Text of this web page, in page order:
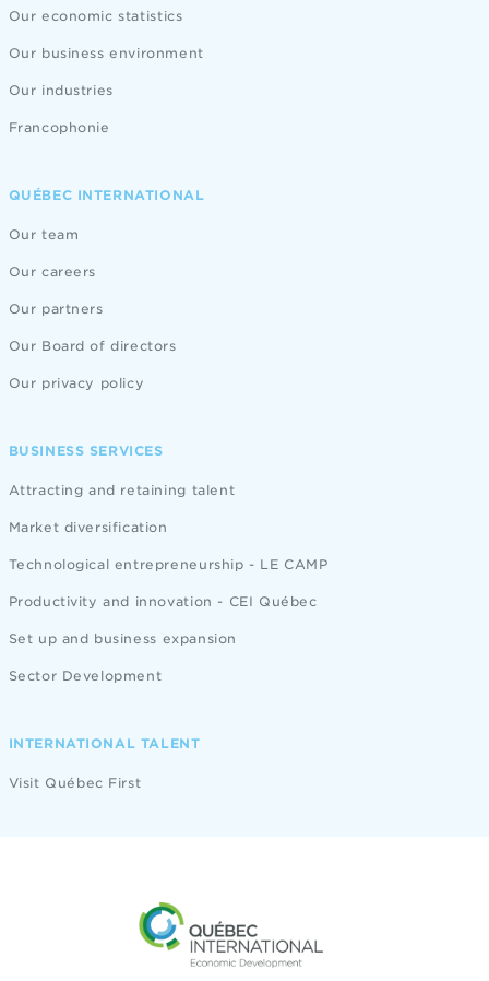
Our economic statistics
Our business environment
Our industries
Francophonie
QUÉBEC INTERNATIONAL
Our team
Our careers
Our partners
Our Board of directors
Our privacy policy
BUSINESS SERVICES
Attracting and retaining talent
Market diversification
Technological entrepreneurship - LE CAMP
Productivity and innovation - CEI Québec
Set up and business expansion
Sector Development
INTERNATIONAL TALENT
Visit Québec First